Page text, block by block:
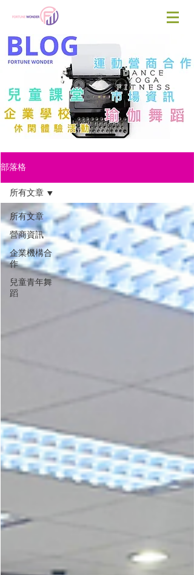
部落格
所有文章
營商資訊
企業機構合
作
兒童青年舞
蹈
所有文章